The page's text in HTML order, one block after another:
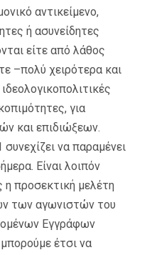
αντικείμενο,
ή ασυνείδητες
είτε από λάθος
–πολύ χειρότερα και
για
και επιδιώξεων.
να παραμένει
Είναι λοιπόν
προσεκτική μελέτη
των αγωνιστών του
Εγγράφων
έτσι να